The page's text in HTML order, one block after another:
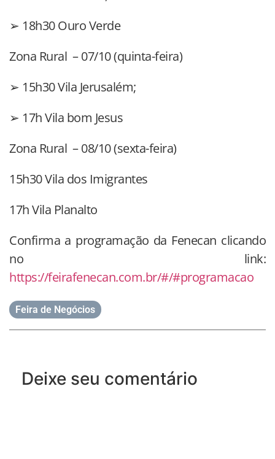
➢ 18h30 Ouro Verde
Zona Rural – 07/10 (quinta-feira)
➢ 15h30 Vila Jerusalém;
➢ 17h Vila bom Jesus
Zona Rural – 08/10 (sexta-feira)
15h30 Vila dos Imigrantes
17h Vila Planalto
Confirma a programação da Fenecan clicando
no link:
https://feirafenecan.com.br/#/#programacao
Feira de Negócios
Deixe seu comentário